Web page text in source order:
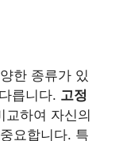
한 종류가 있
릅니다. 고정
하여 자신의
요합니다. 특